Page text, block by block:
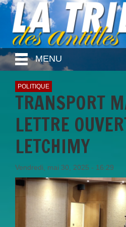
MENU
POLITIQUE
TRANSPORT
LETTRE
LETCHIMY
Vendredi, mai 30, 2025 - 16:29